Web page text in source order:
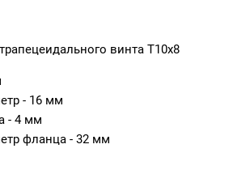
винта T10x8
- 16 мм
- 4 мм
фланца - 32 мм